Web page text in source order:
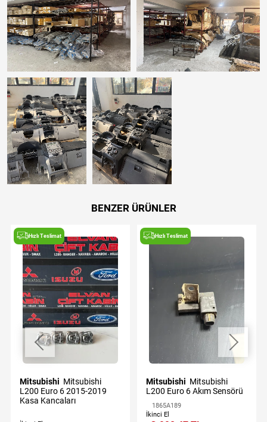
BENZER ÜRÜNLER
Hızlı Teslimat
Mitsubishi
L200 Euro 6 2015-2019
Kasa Kancaları
Hızlı Teslimat
Mitsubishi
L200 Euro 6 Akım Sensörü
1865A189
İkinci El